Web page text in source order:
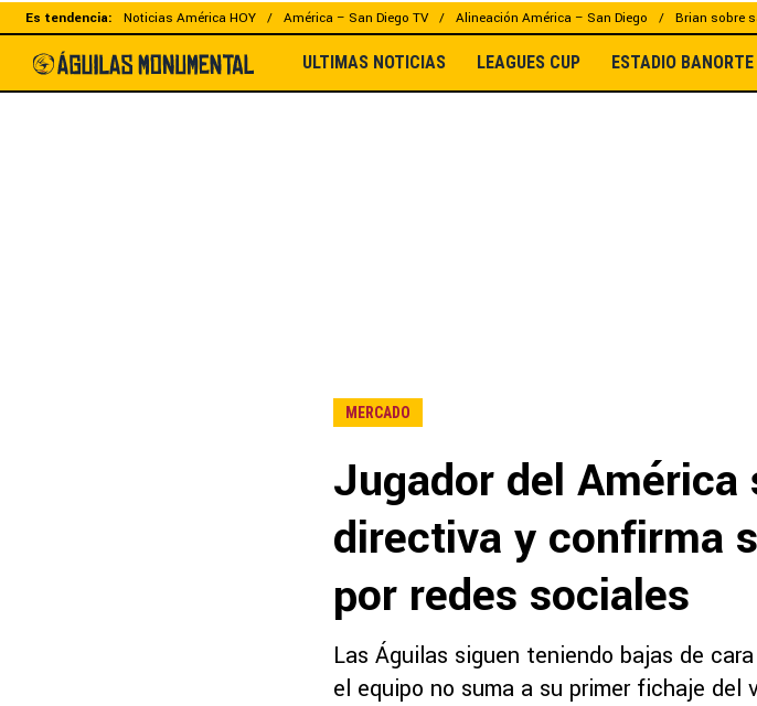
Es tendencia: Noticias América HOY América – San Diego TV Alineación América – San Diego Brian sobre
ULTIMAS NOTICIAS LEAGUES CUP ESTADIO BANORTE
MERCADO
Jugador del América
directiva y confirma
por redes sociales
Las Águilas siguen teniendo bajas de
el equipo no suma a su primer fichaje del